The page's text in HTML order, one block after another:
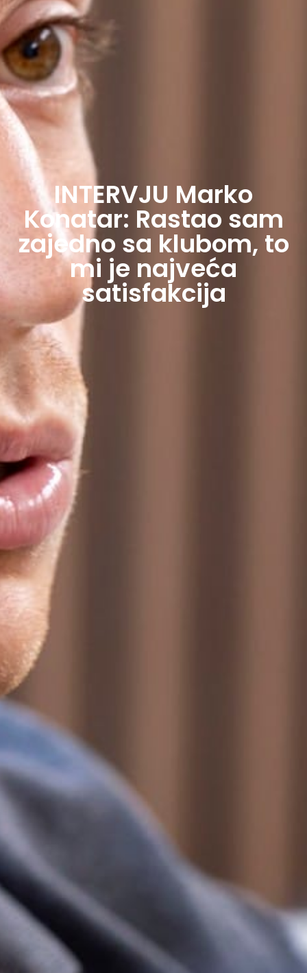
INTERVJU Marko
Konatar: Rastao sam
zajedno sa klubom, to
mi je najveća
satisfakcija